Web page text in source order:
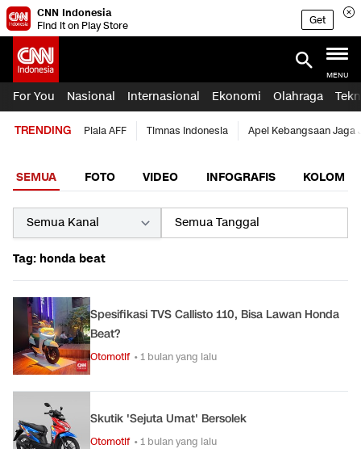
CNN Indonesia
Find it on Play Store
Get
MENU
For You Nasional Internasional Ekonomi Olahraga
TRENDING Piala AFF Timnas Indonesia Apel Kebangsaan Jaga
SEMUA FOTO VIDEO INFOGRAFIS KOLOM
Tag: honda beat
Spesifikasi TVS Callisto 110, Bisa Lawan Honda
Beat?
Otomotif • 1 bulan yang lalu
Skutik 'Sejuta Umat' Bersolek
Otomotif • 1 bulan yang lalu